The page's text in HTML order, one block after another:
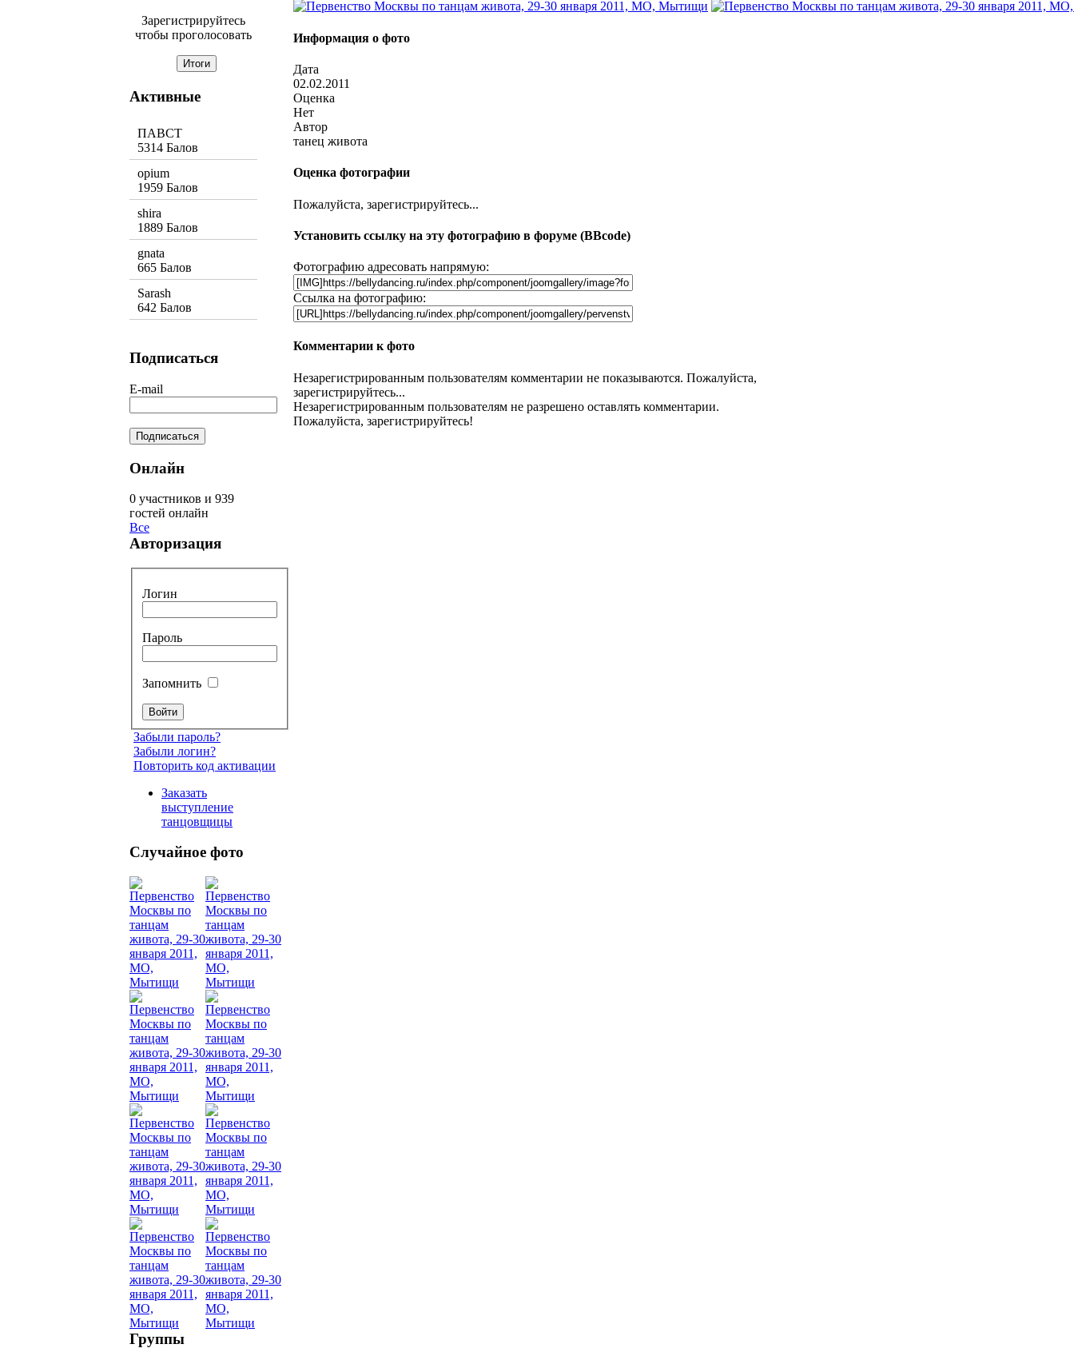
Информация о фото
Дата
02.02.2011
Оценка
Нет
Автор
танец живота
Оценка фотографии
Пожалуйста, зарегистрируйтесь...
Установить ссылку на эту фотографию в форуме (BBcode)
Фотографию адресовать напрямую:
Ссылка на фотографию:
Комментарии к фото
Незарегистрированным пользователям комментарии не показываются. Пожалуйста,
зарегистрируйтесь...
Незарегистрированным пользователям не разрешено оставлять комментарии.
Пожалуйста, зарегистрируйтесь!
Зарегистрируйтесь
чтобы проголосовать
Активные
ПАВСТ
5314 Балов
opium
1959 Балов
shira
1889 Балов
gnata
665 Балов
Sarash
642 Балов
Подписаться
E-mail
Онлайн
0 участников и 939
гостей онлайн
Все
Авторизация
Логин
Пароль
Запомнить
Забыли пароль?
Забыли логин?
Повторить код активации
Заказать
выступление
танцовщицы
Случайное фото
Группы